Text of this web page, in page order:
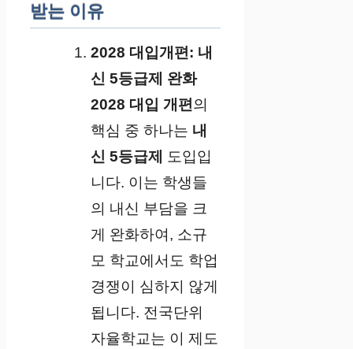
받는 이유
2028 대입개편: 내
신 5등급제 완화
2028 대입 개편 의
핵심 중 하나는 내
신 5등급제
도입입
니다. 이는 학생들
의 내신 부담을 크
게 완화하여, 소규
모 학교에서도 학업
경쟁이 심하지 않게
됩니다. 전국단위
자율학교는 이 제도